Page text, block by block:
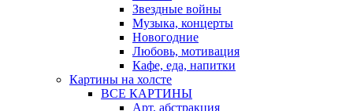
Звездные войны
Музыка, концерты
Новогодние
Любовь, мотивация
Кафе, еда, напитки
Картины на холсте
ВСЕ КАРТИНЫ
Арт, абстракция